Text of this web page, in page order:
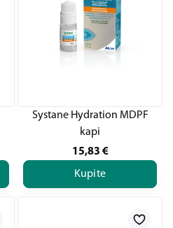
Systane Hydration MDPF
kapi
15,83 €
Kupite